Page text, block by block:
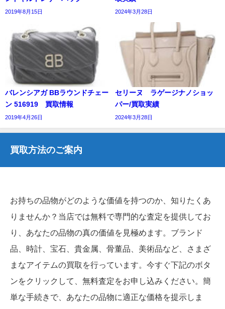
2019年8月15日 2024年3月28日
バレンシアガ BBラウンドチェー
ン 516919 買取情報
2019年4月26日
セリーヌ ラゲージナノショッ
パー/買取実績
2024年3月28日
買取方法のご案内
お持ちの品物がどのような価値を持つのか、知りたくあ
りませんか？当店では無料で専門的な査定を提供してお
り、あなたの品物の真の価値を見極めます。ブランド
品、時計、宝石、貴金属、骨董品、美術品など、さまざ
まなアイテムの買取を行っています。今すぐ下記のボタ
ンをクリックして、無料査定をお申し込みください。簡
単な手続きで、あなたの品物に適正な価格を提示しま